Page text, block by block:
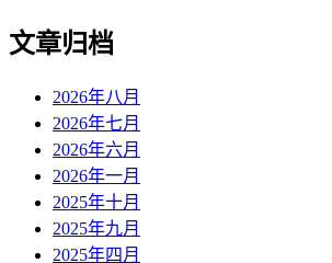
文章归档
2026年八月
2026年七月
2026年六月
2026年一月
2025年十月
2025年九月
2025年四月